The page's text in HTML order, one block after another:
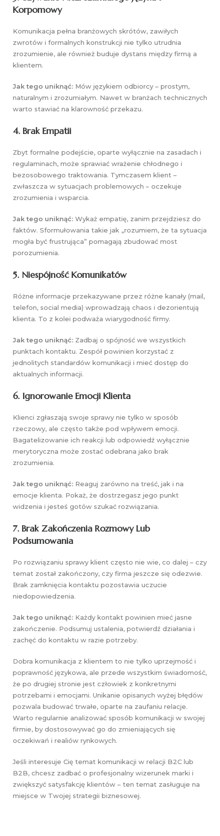
Korpomowy
Komunikacja pełna branżowych skrótów, zawiłych
zwrotów i formalnych konstrukcji nie tylko utrudnia
zrozumienie, ale również buduje dystans między firmą a
klientem.
Jak tego uniknąć: Mów językiem odbiorcy – prostym,
naturalnym i zrozumiałym. Nawet w branżach technicznych
warto stawiać na klarowność przekazu.
4. Brak Empatii
Zbyt formalne podejście, oparte wyłącznie na zasadach i
regulaminach, może sprawiać wrażenie chłodnego i
bezosobowego traktowania. Tymczasem klient –
zwłaszcza w sytuacjach problemowych – oczekuje
zrozumienia i wsparcia.
Jak tego uniknąć: Wykaż empatię, zanim przejdziesz do
faktów. Sformułowania takie jak „rozumiem, że ta sytuacja
mogła być frustrująca” pomagają zbudować most
porozumienia.
5. Niespójność Komunikatów
Różne informacje przekazywane przez różne kanały (mail,
telefon, social media) wprowadzają chaos i dezorientują
klienta. To z kolei podważa wiarygodność firmy.
Jak tego uniknąć: Zadbaj o spójność we wszystkich
punktach kontaktu. Zespół powinien korzystać z
jednolitych standardów komunikacji i mieć dostęp do
aktualnych informacji.
6. Ignorowanie Emocji Klienta
Klienci zgłaszają swoje sprawy nie tylko w sposób
rzeczowy, ale często także pod wpływem emocji.
Bagatelizowanie ich reakcji lub odpowiedź wyłącznie
merytoryczna może zostać odebrana jako brak
zrozumienia.
Jak tego uniknąć: Reaguj zarówno na treść, jak i na
emocje klienta. Pokaż, że dostrzegasz jego punkt
widzenia i jesteś gotów szukać rozwiązania.
7. Brak Zakończenia Rozmowy Lub
Podsumowania
Po rozwiązaniu sprawy klient często nie wie, co dalej – czy
temat został zakończony, czy firma jeszcze się odezwie.
Brak zamknięcia kontaktu pozostawia uczucie
niedopowiedzenia.
Jak tego uniknąć: Każdy kontakt powinien mieć jasne
zakończenie. Podsumuj ustalenia, potwierdź działania i
zachęć do kontaktu w razie potrzeby.
Dobra komunikacja z klientem to nie tylko uprzejmość i
poprawność językowa, ale przede wszystkim świadomość,
że po drugiej stronie jest człowiek z konkretnymi
potrzebami i emocjami. Unikanie opisanych wyżej błędów
pozwala budować trwałe, oparte na zaufaniu relacje.
Warto regularnie analizować sposób komunikacji w swojej
firmie, by dostosowywać go do zmieniających się
oczekiwań i realiów rynkowych.
Jeśli interesuje Cię temat komunikacji w relacji B2C lub
B2B, chcesz zadbać o profesjonalny wizerunek marki i
zwiększyć satysfakcję klientów – ten temat zasługuje na
miejsce w Twojej strategii biznesowej.